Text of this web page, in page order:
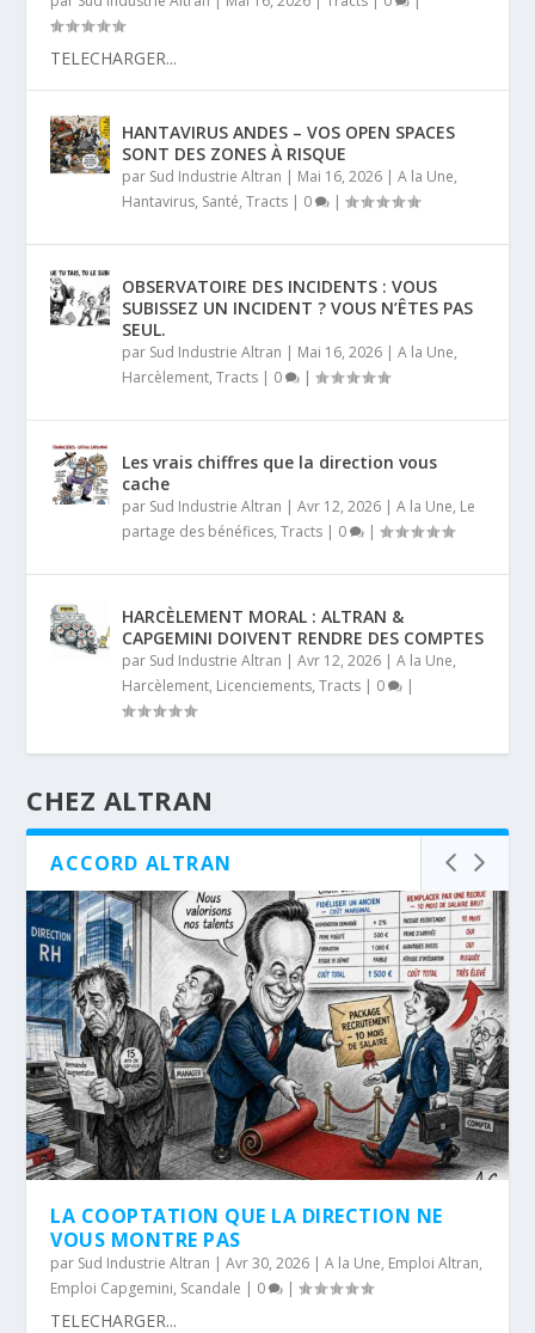
TELECHARGER...
HANTAVIRUS ANDES – VOS OPEN SPACES
SONT DES ZONES À RISQUE
par Sud Industrie Altran | Mai 16, 2026 |A la Une,
Hantavirus, Santé,Tracts | 0 |
OBSERVATOIRE DES INCIDENTS : VOUS
SUBISSEZ UN INCIDENT ? VOUS N’ÊTES PAS
SEUL.
par Sud Industrie Altran | Mai 16, 2026 |A la Une,
Harcèlement,Tracts | 0 |
Les vrais chiffres que la direction vous
cache
par Sud Industrie Altran |Avr 12, 2026 |A la Une, Le
partage des bénéfices,Tracts | 0 |
HARCÈLEMENT MORAL : ALTRAN &
CAPGEMINI DOIVENT RENDRE DES COMPTES
par Sud Industrie Altran |Avr 12, 2026 |A la Une,
Harcèlement, Licenciements,Tracts | 0 |
CHEZ ALTRAN
ACCORD ALTRAN
LA COOPTATION QUE LA DIRECTION NE
VOUS MONTRE PAS
par Sud Industrie Altran |Avr 30, 2026 |A la Une, Emploi Altran,
Emploi Capgemini, Scandale | 0 |
TELECHARGER...